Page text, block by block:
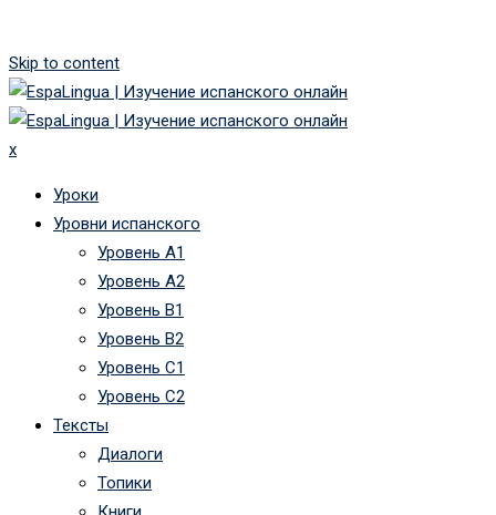
Skip to content
x
Уроки
Уровни испанского
Уровень А1
Уровень А2
Уровень B1
Уровень B2
Уровень C1
Уровень C2
Тексты
Диалоги
Топики